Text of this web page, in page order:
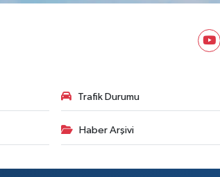
Trafik Durumu
Haber Arşivi